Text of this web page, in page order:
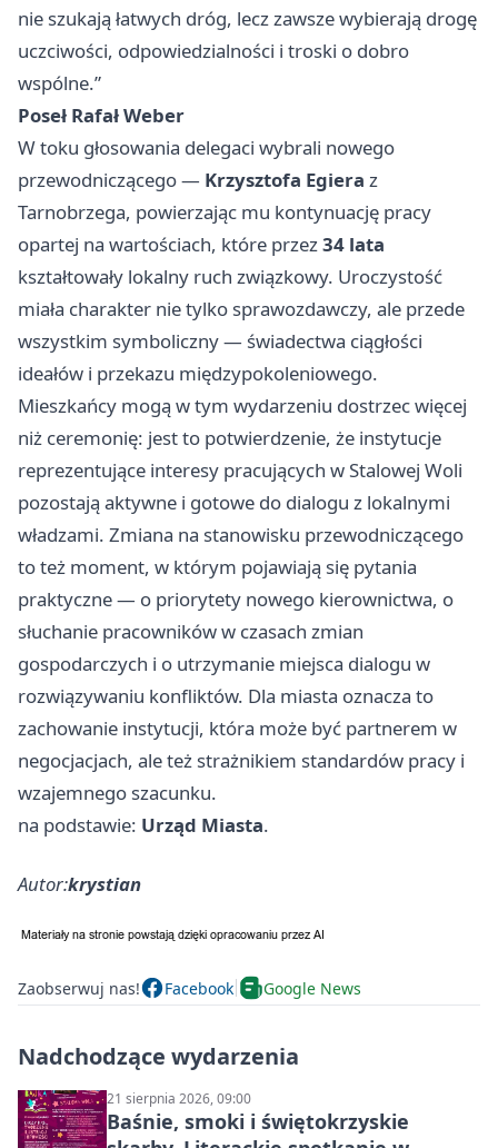
nie szukają łatwych dróg, lecz zawsze wybierają drogę
uczciwości, odpowiedzialności i troski o dobro
wspólne.”
Poseł Rafał Weber
W toku głosowania delegaci wybrali nowego
przewodniczącego — Krzysztofa Egiera z
Tarnobrzega, powierzając mu kontynuację pracy
opartej na wartościach, które przez34 lata
kształtowały lokalny ruch związkowy. Uroczystość
miała charakter nie tylko sprawozdawczy, ale przede
wszystkim symboliczny — świadectwa ciągłości
ideałów i przekazu międzypokoleniowego.
Mieszkańcy mogą w tym wydarzeniu dostrzec więcej
niż ceremonię: jest to potwierdzenie, że instytucje
reprezentujące interesy pracujących w Stalowej Woli
pozostają aktywne i gotowe do dialogu z lokalnymi
władzami. Zmiana na stanowisku przewodniczącego
to też moment, w którym pojawiają się pytania
praktyczne — o priorytety nowego kierownictwa, o
słuchanie pracowników w czasach zmian
gospodarczych i o utrzymanie miejsca dialogu w
rozwiązywaniu konfliktów. Dla miasta oznacza to
zachowanie instytucji, która może być partnerem w
negocjacjach, ale też strażnikiem standardów pracy i
wzajemnego szacunku.
na podstawie: Urząd Miasta.
Autor:krystian
Zaobserwuj nas! Facebook Google News
Nadchodzące wydarzenia
21 sierpnia 2026, 09:00
Baśnie, smoki i świętokrzyskie